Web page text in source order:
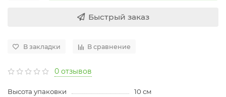
Быстрый заказ
В закладки В сравнение
0 отзывов
Высота упаковки
10 см